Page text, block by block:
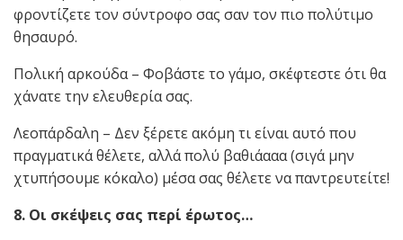
φροντίζετε τον σύντροφο σας σαν τον πιο πολύτιμο
θησαυρό.
Πολική αρκούδα – Φοβάστε το γάμο, σκέφτεστε ότι θα
χάνατε την ελευθερία σας.
Λεοπάρδαλη – Δεν ξέρετε ακόμη τι είναι αυτό που
πραγματικά θέλετε, αλλά πολύ βαθιάααα (σιγά μην
χτυπήσουμε κόκαλο) μέσα σας θέλετε να παντρευτείτε!
8. Οι σκέψεις σας περί έρωτος…